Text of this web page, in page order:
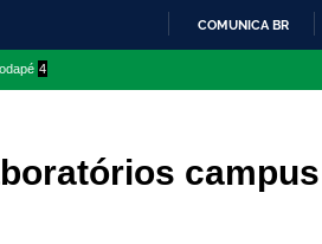
O
COMUNICA BR
4